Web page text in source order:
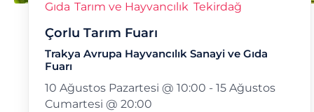
Gıda Tarım ve Hayvancılık Tekirdağ
Çorlu Tarım Fuarı
Trakya Avrupa Hayvancılık Sanayi ve Gıda
Fuarı
10 Ağustos Pazartesi @ 10:00 - 15 Ağustos
Cumartesi @ 20:00